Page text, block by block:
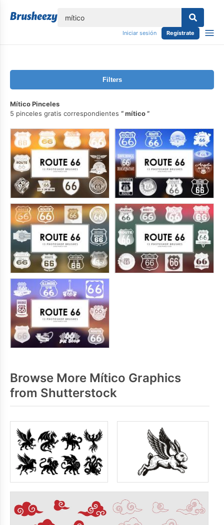
Iniciar sesión Regístrate
Filters
Mítico Pinceles
5 pinceles gratis correspondientes
mítico
Browse More Mítico Graphics
from Shutterstock